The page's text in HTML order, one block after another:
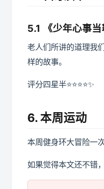
5.1 《少年心事
老人们所讲的道理我
样的故事。
评分四星半⭐️⭐️⭐️⭐️✨
6. 本周运动
本周健身环大冒险一
如果觉得本文还不错